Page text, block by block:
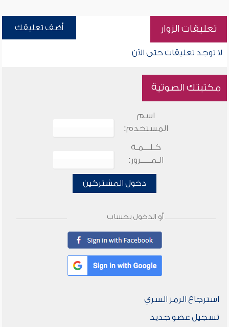
تعليقات الزوار أضف تعليقك
لا توجد تعليقات حتى الآن
مكتبتك الصوتية
اسم
المستخدم:
كـلـــمـة
الـمـــــرور:
دخول المشتركين
أو الدخول بحساب
استرجاع الرمز السري
تسجيل عضو جديد